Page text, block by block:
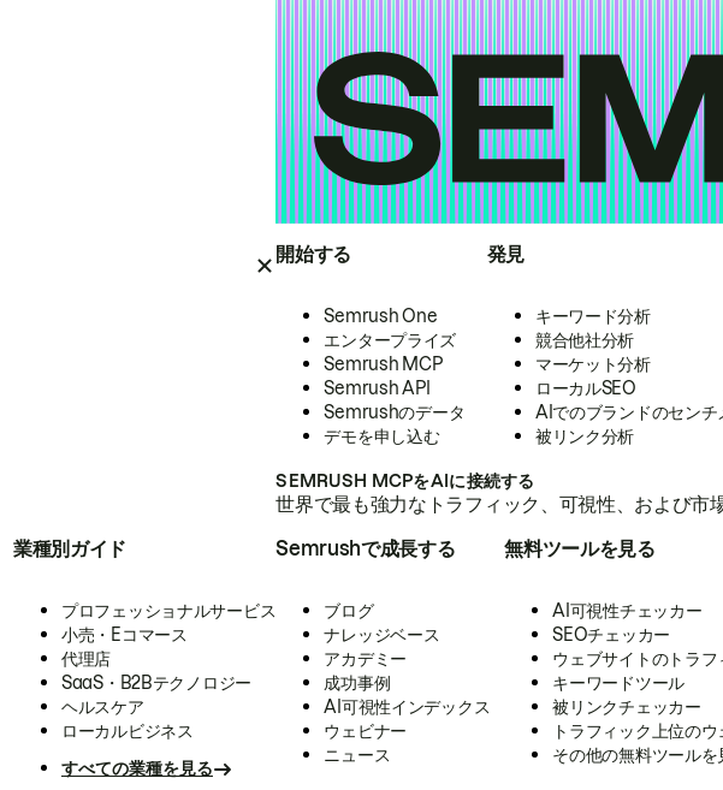
開始する
Semrush One
エンタープライズ
Semrush MCP
Semrush API
Semrushのデータ
デモを申し込む
発見
キーワード分析
競合他社分析
マーケット分析
ローカルSEO
AIでのブランドのセンチ
被リンク分析
SEMRUSH MCPをAIに接続する
世界で最も強力なトラフィック、可視性、および
業種別ガイド
プロフェッショナルサービス
小売・Eコマース
代理店
SaaS・B2Bテクノロジー
ヘルスケア
ローカルビジネス
すべての業種を見る
Semrushで成長する
ブログ
ナレッジベース
アカデミー
成功事例
AI可視性インデックス
ウェビナー
ニュース
無料ツールを見る
AI可視性チェッカー
SEOチェッカー
ウェブサイトのトラ
キーワードツール
被リンクチェッカー
トラフィック上位の
その他の無料ツールを